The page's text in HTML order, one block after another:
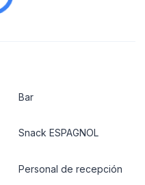
Bar
Snack ESPAGNOL
Personal de recepción